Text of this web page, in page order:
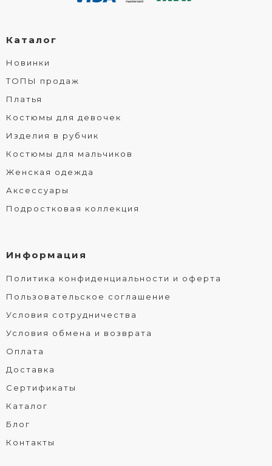
Каталог
Новинки
ТОПЫ продаж
Платья
Костюмы для девочек
Изделия в рубчик
Костюмы для мальчиков
Женская одежда
Аксессуары
Подростковая коллекция
Информация
Политика конфиденциальности и оферта
Пользовательское соглашение
Условия сотрудничества
Условия обмена и возврата
Оплата
Доставка
Сертификаты
Каталог
Блог
Контакты